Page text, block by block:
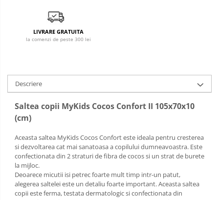
Porti de siguranta
Dulap si cutii jucarii
Leagane & balansoare & sezlonguri
Covorase de joaca
Carusele patut
Lampi de veghe
Mobilier Birou
Saltele de infasat
Biciclete
Biciclete copii cu roti 10 inch (2-4
ani)
LIVRARE GRATUITA
la comenzi de peste 300 lei
Descriere
Saltea copii MyKids Cocos Confort II 105x70x10
(cm)
Aceasta saltea MyKids Cocos Confort este ideala pentru cresterea
si dezvoltarea cat mai sanatoasa a copilului dumneavoastra. Este
confectionata din 2 straturi de fibra de cocos si un strat de burete
la mijloc.
Deoarece micutii isi petrec foarte mult timp intr-un patut,
alegerea saltelei este un detaliu foarte important. Aceasta saltea
copii este ferma, testata dermatologic si confectionata din